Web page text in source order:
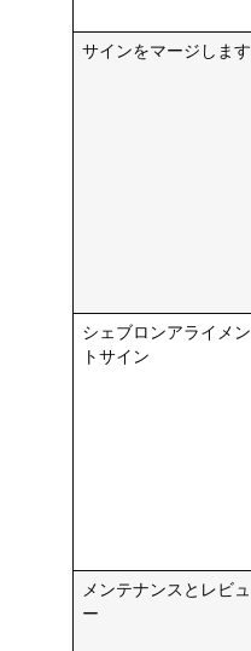
サインをマージします
シェブロンアライメン
トサイン
メンテナンスとレビュ
ー